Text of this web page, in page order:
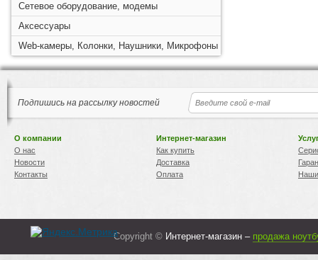
Сетевое оборудование, модемы
Аксессуары
Web-камеры, Колонки, Наушники, Микрофоны
Подпишись на рассылку новостей
О компании
О нас
Новости
Контакты
Интернет-магазин
Как купить
Доставка
Оплата
Copyright © Интернет-магазин – продажа